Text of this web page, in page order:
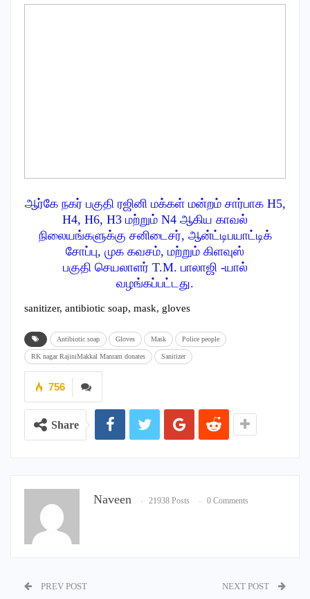
ஆர்கே நகர் பகுதி ரஜினி மக்கள் மன்றம் சார்பாக H5,
H4, H6, H3 மற்றும் N4 ஆகிய காவல்
நிலையங்களுக்கு சனிடைசர், ஆன்ட்டிபயாட்டிக்
சோப்பு, முக கவசம், மற்றும் கிளவுஸ்
பகுதி செயலாளர் T.M. பாலாஜி -யால்
வழங்கப்பட்டது.
sanitizer, antibiotic soap, mask, gloves
Antibiotic soap Gloves Mask Police people
RK nagar RajiniMakkal Manram donates Sanitizer
756
Share
Naveen 21938 Posts 0 Comments
PREV POST NEXT POST